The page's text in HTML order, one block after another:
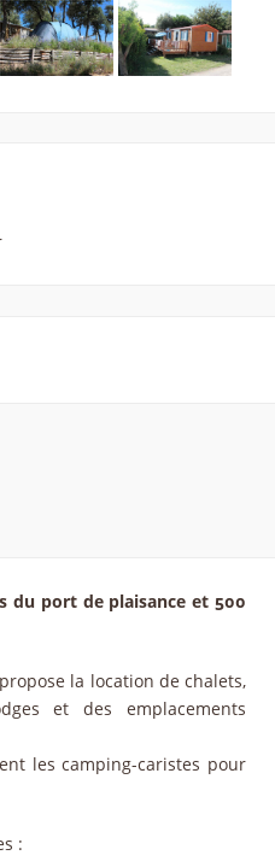
du port de plaisance et 500
la location de chalets,
et des emplacements
les camping-caristes pour
: